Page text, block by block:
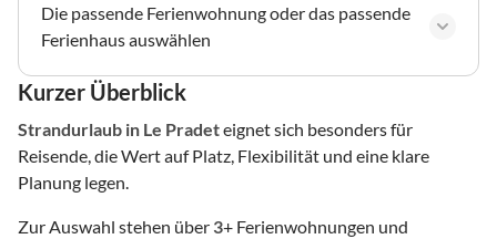
Die passende Ferienwohnung oder das passende
Ferienhaus auswählen
Kurzer Überblick
Strandurlaub in Le Pradeteignet sich besonders für
Reisende, die Wert auf Platz, Flexibilität und eine klare
Planung legen.
Zur Auswahl stehen über 3+ Ferienwohnungen und